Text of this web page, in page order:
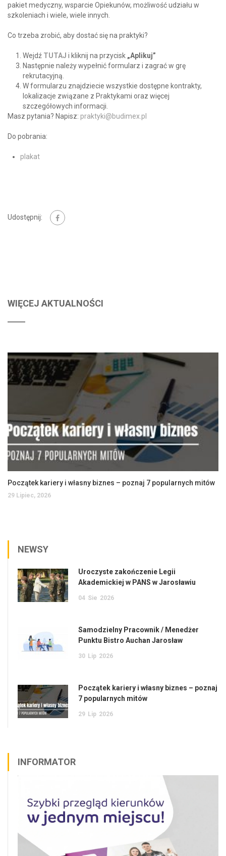
pakiet medyczny, wsparcie Opiekunów, możliwość udziału w
szkoleniach i wiele, wiele innych.
Co trzeba zrobić, aby dostać się na praktyki?
Wejdź TUTAJ i kliknij na przycisk „Aplikuj”
Następnie należy wypełnić formularz i zagrać w grę
rekrutacyjną.
W formularzu znajdziecie wszystkie dostępne kontrakty,
lokalizacje związane z Praktykami oraz więcej
szczegółowych informacji.
Masz pytania? Napisz: praktyki@budimex.pl
Do pobrania:
plakat
Udostępnij:
WIĘCEJ AKTUALNOŚCI
Początek kariery i własny biznes – poznaj 7 popularnych mitów
29 Lipiec, 2026
NEWSY
Uroczyste zakończenie Legii
Akademickiej w PANS w Jarosławiu
04 Sie 2026
Samodzielny Pracownik / Menedżer
Punktu Bistro Auchan Jarosław
30 Lip 2026
Początek kariery i własny biznes – poznaj
7 popularnych mitów
29 Lip 2026
INFORMATOR